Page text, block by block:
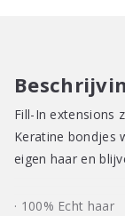
Fill-In extensions
Keratine bondjes
eigen haar en
· 100% Echt haar